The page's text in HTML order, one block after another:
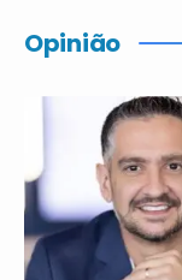
Opinião